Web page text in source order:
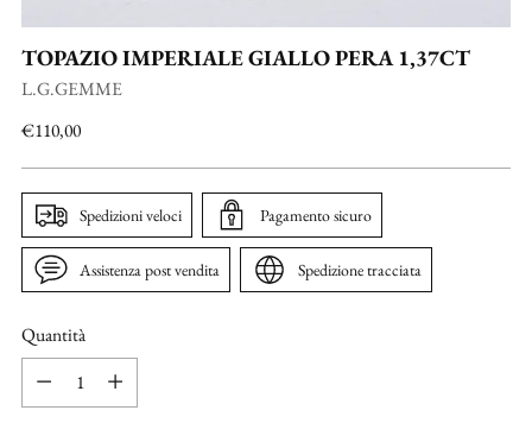
TOPAZIO IMPERIALE GIALLO PERA 1,37CT
L.G.GEMME
Prezzo
€110,00
Spedizioni veloci Pagamento sicuro
Assistenza post vendita Spedizione tracciata
Quantità
Quantità